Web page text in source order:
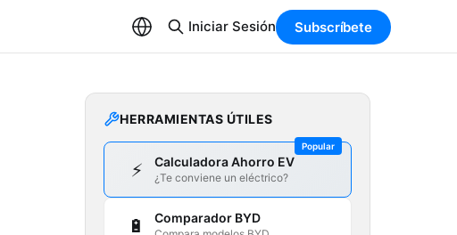
Iniciar Sesión Subscríbete
HERRAMIENTAS ÚTILES
Popular
⚡ Calculadora Ahorro EV
¿Te conviene un eléctrico?
🔋 Comparador BYD